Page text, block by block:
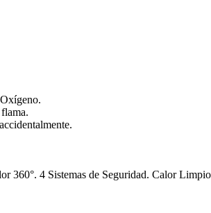
360°. 4 Sistemas de Seguridad. Calor